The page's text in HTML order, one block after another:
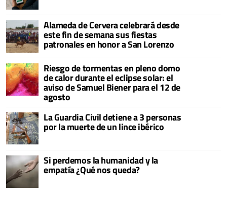
Alameda de Cervera celebrará desde
este fin de semana sus fiestas
patronales en honor a San Lorenzo
Riesgo de tormentas en pleno domo
de calor durante el eclipse solar: el
aviso de Samuel Biener para el 12 de
agosto
La Guardia Civil detiene a 3 personas
por la muerte de un lince ibérico
Si perdemos la humanidad y la
empatía ¿Qué nos queda?